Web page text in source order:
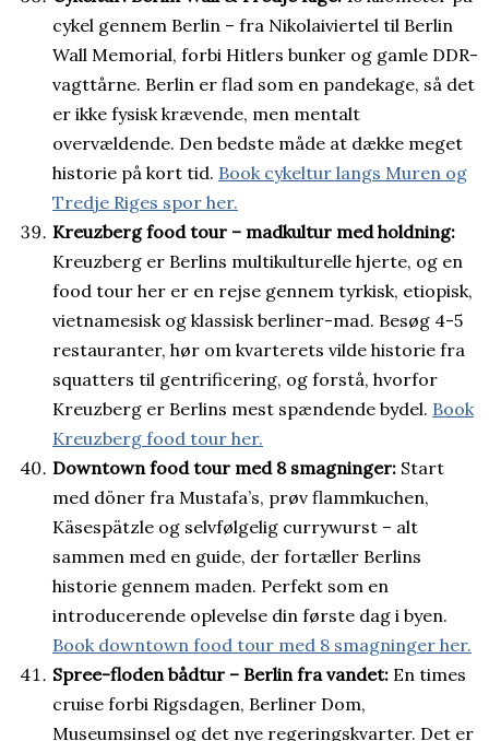
cykel gennem Berlin – fra Nikolaiviertel til Berlin
Wall Memorial, forbi Hitlers bunker og gamle DDR-
vagttårne. Berlin er flad som en pandekage, så det
er ikke fysisk krævende, men mentalt
overvældende. Den bedste måde at dække meget
historie på kort tid. Book cykeltur langs Muren og
Tredje Riges spor her.
Kreuzberg food tour – madkultur med holdning:
Kreuzberg er Berlins multikulturelle hjerte, og en
food tour her er en rejse gennem tyrkisk, etiopisk,
vietnamesisk og klassisk berliner-mad. Besøg 4-5
restauranter, hør om kvarterets vilde historie fra
squatters til gentrificering, og forstå, hvorfor
Kreuzberg er Berlins mest spændende bydel. Book
Kreuzberg food tour her.
Downtown food tour med 8 smagninger: Start
med döner fra Mustafa’s, prøv flammkuchen,
Käsespätzle og selvfølgelig currywurst – alt
sammen med en guide, der fortæller Berlins
historie gennem maden. Perfekt som en
introducerende oplevelse din første dag i byen.
Book downtown food tour med 8 smagninger her.
Spree-floden bådtur – Berlin fra vandet: En times
cruise forbi Rigsdagen, Berliner Dom,
Museumsinsel og det nye regeringskvarter. Det er